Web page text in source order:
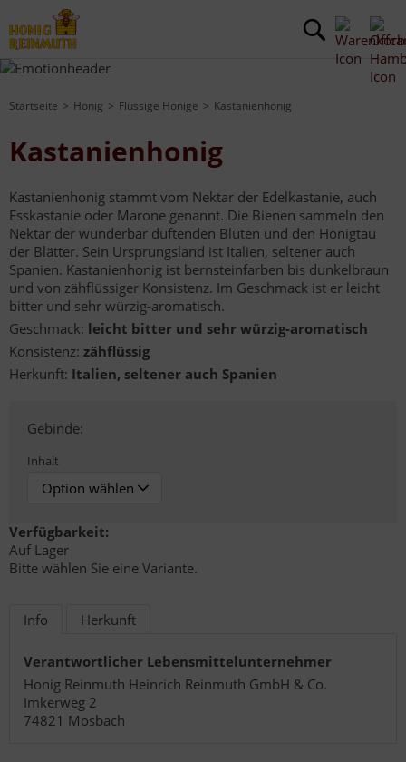
Startseite Honig Flüssige Honige Kastanienhonig
Kastanienhonig
Kastanienhonig stammt vom Nektar der Edelkastanie, auch
Esskastanie oder Marone genannt. Die Bienen sammeln den
Nektar der wunderbar duftenden Blüten und den Honigtau
der Blätter. Sein Ursprungsland ist Italien, seltener auch
Spanien. Kastanienhonig ist bernsteinfarben bis dunkelbraun
und von zähflüssiger Konsistenz. Im Geschmack ist er leicht
bitter und sehr würzig-aromatisch.
Geschmack: leicht bitter und sehr würzig-aromatisch
Konsistenz: zähflüssig
Herkunft: Italien, seltener auch Spanien
Gebinde:
Inhalt
Verfügbarkeit:
Auf Lager
Bitte wählen Sie eine Variante.
Info Herkunft
Verantwortlicher Lebensmittelunternehmer
Honig Reinmuth Heinrich Reinmuth GmbH & Co.
Imkerweg 2
74821 Mosbach